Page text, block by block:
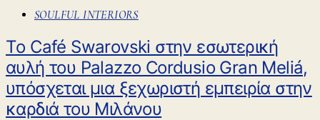
SOULFUL INTERIORS
Tο Café Swarovski στην εσωτερική
αυλή του Palazzo Cordusio Gran Meliá,
υπόσχεται μια ξεχωριστή εμπειρία στην
καρδιά του Μιλάνου